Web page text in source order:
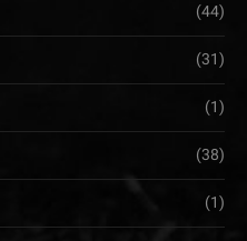
(44)
(31)
(1)
(38)
(1)